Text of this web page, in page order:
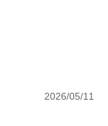
2026/05/11